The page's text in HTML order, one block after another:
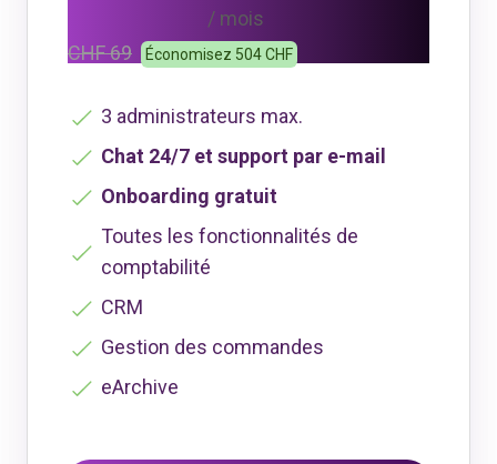
/ mois
CHF 69
Économisez 504 CHF
3 administrateurs max.
Chat 24/7 et support par e-mail
Onboarding gratuit
Toutes les fonctionnalités de
comptabilité
CRM
Gestion des commandes
eArchive